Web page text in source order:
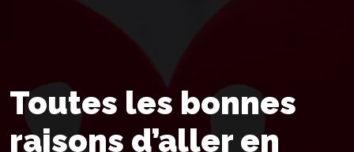
Toutes les bonnes
raisons d’aller en